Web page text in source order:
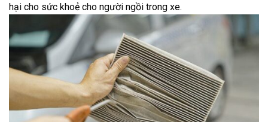
hại cho sức khoẻ cho người ngồi trong xe.